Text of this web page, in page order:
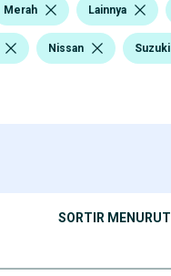
Merah Lainnya
Nissan Suzuki
SORTIR MENURUT